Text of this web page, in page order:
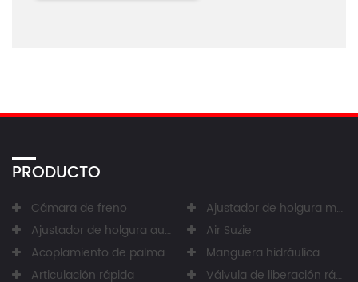
PRODUCTO
Cámara de freno
Ajustador de holgura manual
Ajustador de holgura automático
Air Suzie
Acoplamiento de palma
Manguera hidráulica
Articulación rápida
Válvula de liberación rápida